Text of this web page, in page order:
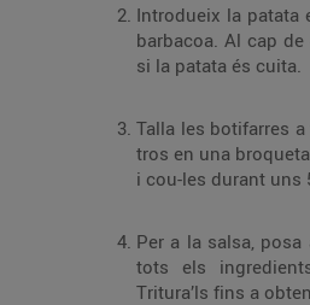
Introdueix la patata
barbacoa. Al cap
si la patata és cuita.
Talla les botifarres
tros en una
i cou-les durant uns
Per a la salsa,
tots els
Tritura’ls fins a